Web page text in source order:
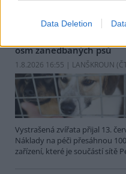
Data Deletion
osm zanedbaných psů
1.8.2026 16:55 | LANŠKROUN (
Vystrašená zvířata přijal 13.
Náklady na péči přesáhnou
zařízení, které je součástí sítě